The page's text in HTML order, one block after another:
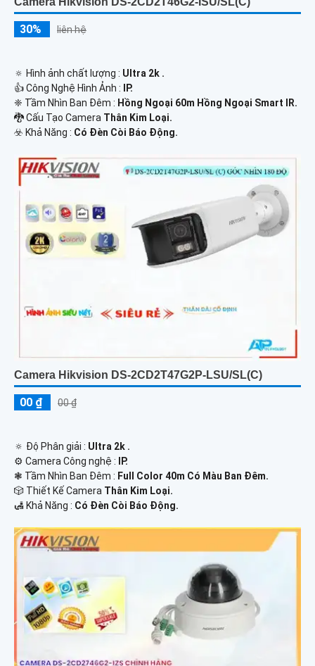
30% liên hệ
🔅 Hình ảnh chất lượng : Ultra 2k .
👍 Công Nghệ Hình Ảnh :
IP.
❈ Tầm Nhìn Ban Đêm : Hồng Ngoại 60m Hồng Ngoại Smart IR.
🐉️ Cấu Tạo Camera Thân Kim Loại.
️☣️ Khả Năng : Có Đèn Còi Báo Động.
Camera Hikvision DS-2CD2T47G2P-LSU/SL(C)
00 ₫ 00 ₫
🔅 Độ Phân giải : Ultra 2k .
⚙ Camera Công nghệ :
IP.
❃ Tầm Nhìn Ban Đêm : Full Color 40m Có Màu Ban Đêm.
🎲 Thiết Kế Camera Thân Kim Loại.
️🛃 Khả Năng : Có Đèn Còi Báo Động.